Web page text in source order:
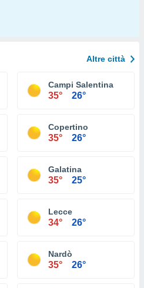
Altre città
Campi Salentina
35° 26°
Copertino
35° 26°
Galatina
35° 25°
Lecce
34° 26°
Nardò
35° 26°